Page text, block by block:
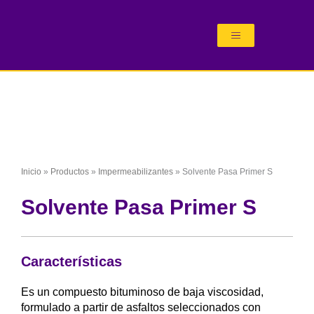
Inicio » Productos » Impermeabilizantes » Solvente Pasa Primer S
Solvente Pasa Primer S
Características
Es un compuesto bituminoso de baja viscosidad,
formulado a partir de asfaltos seleccionados con